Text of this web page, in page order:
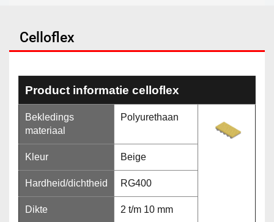
Celloflex
Product informatie celloflex
Bekledings
materiaal
Polyurethaan
Kleur Beige
Hardheid/dichtheid RG400
Dikte 2 t/m 10 mm